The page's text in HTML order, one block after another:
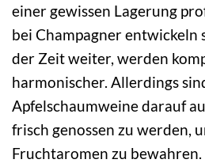
einer gewissen Lagerung
bei Champagner entwickeln
der Zeit weiter, werden
harmonischer. Allerdings
Apfelschaumweine darauf
frisch genossen zu werden,
Fruchtaromen zu bewahren.